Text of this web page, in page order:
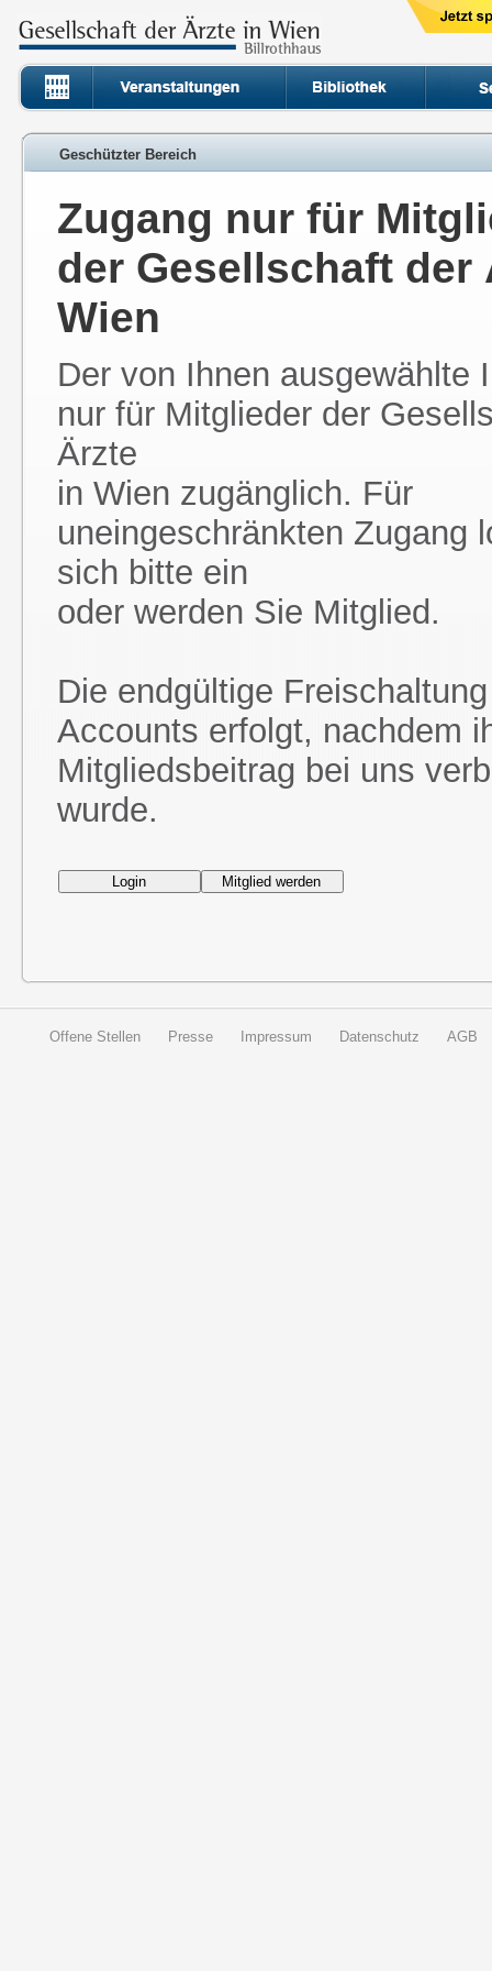
Geschützter Bereich
Zugang nur für
der Gesellschaft der
Wien
Der von Ihnen ausgewählte
nur für Mitglieder der
Ärzte
in Wien zugänglich. Für
uneingeschränkten Zugang
sich bitte ein
oder werden Sie Mitglied.
Die endgültige
Accounts erfolgt, nachdem
Mitgliedsbeitrag bei uns
wurde.
Offene Stellen Presse Impressum Datenschutz AGB